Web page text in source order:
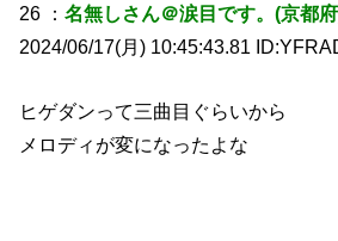
26 ：名無しさん＠涙目です。(京都
2024/06/17(月) 10:45:43.81
ヒゲダンって三曲目ぐらいから
メロディが変になったよな